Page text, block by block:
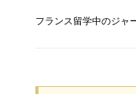
フランス留学中のジャ